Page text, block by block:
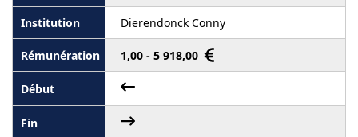
Dierendonck Conny
1,00 - 5 918,00